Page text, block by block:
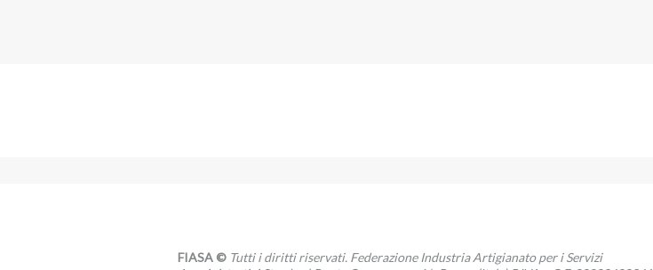
FIASA ©Tutti i diritti riservati. Federazione Industria Artigianato per i Servizi